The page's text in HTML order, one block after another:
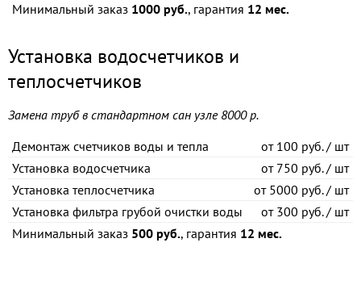
Минимальный заказ 1000 руб., гарантия 12 мес.
Установка водосчетчиков и
теплосчетчиков
Замена труб в стандартном сан узле 8000 р.
Демонтаж счетчиков воды и тепла
от100 руб. / шт
Установка водосчетчика
от750 руб. / шт
Установка теплосчетчика
от5000 руб. / шт
Установка фильтра грубой очистки воды
от300 руб. / шт
Минимальный заказ 500 руб., гарантия 12 мес.